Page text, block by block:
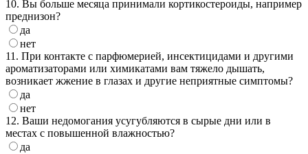
10. Вы больше месяца принимали кортикостероиды, например
преднизон?
да
нет
11. При контакте с парфюмерией, инсектицидами и другими
ароматизаторами или химикатами вам тяжело дышать,
возникает жжение в глазах и другие неприятные симптомы?
да
нет
12. Ваши недомогания усугубляются в сырые дни или в
местах с повышенной влажностью?
да